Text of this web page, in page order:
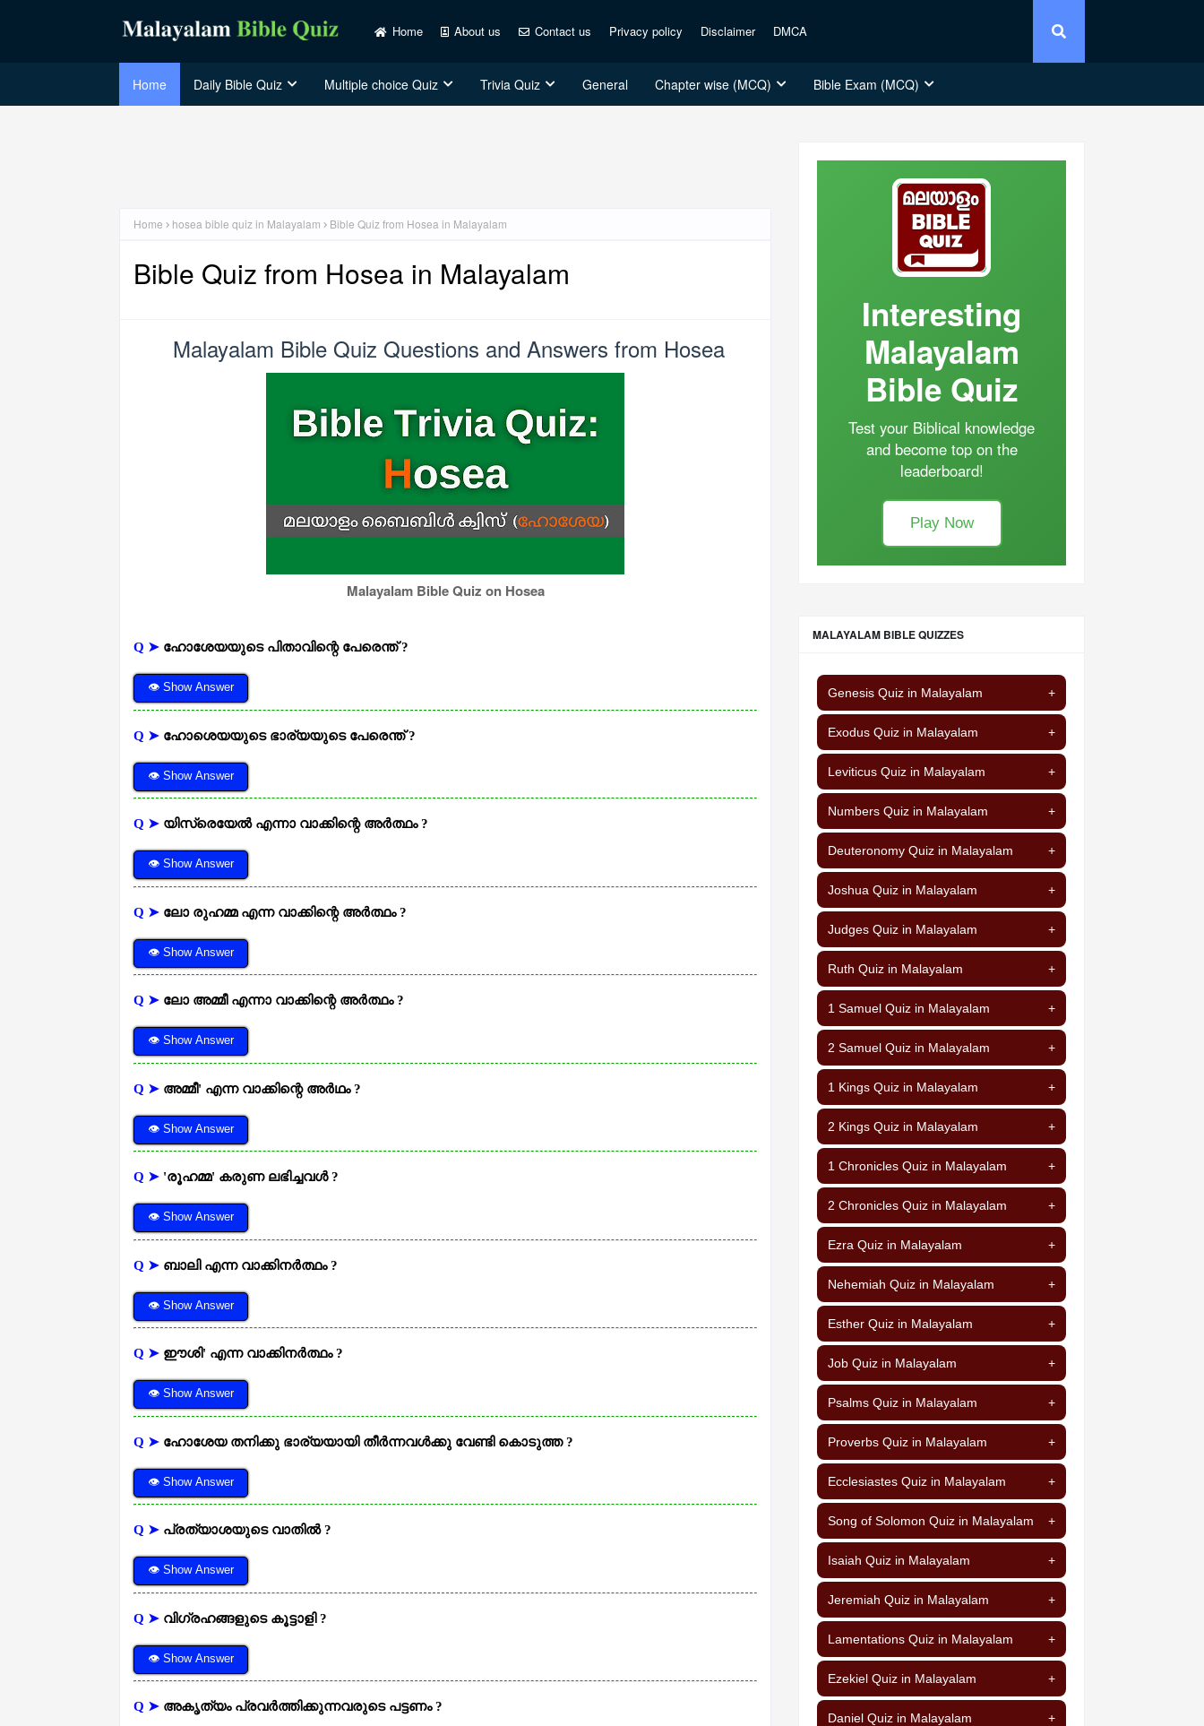
Home About us Contact us Privacy policy Disclaimer DMCA
Home Daily Bible Quiz Multiple choice Quiz Trivia Quiz General Chapter wise (MCQ) Bible Exam (MCQ)
Home hosea bible quiz in Malayalam Bible Quiz from Hosea in Malayalam
Bible Quiz from Hosea in Malayalam
Malayalam Bible Quiz Questions and Answers from Hosea
Malayalam Bible Quiz on Hosea
Q ➤ ഹോശേയയുടെ പിതാവിന്റെ പേരെന്ത് ?
👁 Show Answer
Q ➤ ഹോശെയയുടെ ഭാര്യയുടെ പേരെന്ത് ?
👁 Show Answer
Q ➤ യിസ്രെയേൽ എന്നാ വാക്കിന്റെ അർത്ഥം ?
👁 Show Answer
Q ➤ ലോ രുഹമ്മ എന്ന വാക്കിന്റെ അർത്ഥം ?
👁 Show Answer
Q ➤ ലോ അമ്മീ എന്നാ വാക്കിന്റെ അർത്ഥം ?
👁 Show Answer
Q ➤ അമ്മീ' എന്ന വാക്കിന്റെ അർഥം ?
👁 Show Answer
Q ➤ 'രൂഹമ്മ' കരുണ ലഭിച്ചവൾ ?
👁 Show Answer
Q ➤ ബാലി എന്ന വാക്കിനർത്ഥം ?
👁 Show Answer
Q ➤ ഈശി' എന്ന വാക്കിനർത്ഥം ?
👁 Show Answer
Q ➤ ഹോശേയ തനിക്കു ഭാര്യയായി തീർന്നവൾക്കു വേണ്ടി കൊടുത്ത ?
👁 Show Answer
Q ➤ പ്രത്യാശയുടെ വാതിൽ ?
👁 Show Answer
Q ➤ വിഗ്രഹങ്ങളുടെ കൂട്ടാളി ?
👁 Show Answer
Q ➤ അകൃത്യം പ്രവർത്തിക്കുന്നവരുടെ പട്ടണം ?
Interesting
Malayalam
Bible Quiz
Test your Biblical knowledge
and become top on the
leaderboard!
Play Now
MALAYALAM BIBLE QUIZZES
Genesis Quiz in Malayalam +
Exodus Quiz in Malayalam +
Leviticus Quiz in Malayalam +
Numbers Quiz in Malayalam +
Deuteronomy Quiz in Malayalam +
Joshua Quiz in Malayalam +
Judges Quiz in Malayalam +
Ruth Quiz in Malayalam +
1 Samuel Quiz in Malayalam +
2 Samuel Quiz in Malayalam +
1 Kings Quiz in Malayalam +
2 Kings Quiz in Malayalam +
1 Chronicles Quiz in Malayalam +
2 Chronicles Quiz in Malayalam +
Ezra Quiz in Malayalam +
Nehemiah Quiz in Malayalam +
Esther Quiz in Malayalam +
Job Quiz in Malayalam +
Psalms Quiz in Malayalam +
Proverbs Quiz in Malayalam +
Ecclesiastes Quiz in Malayalam +
Song of Solomon Quiz in Malayalam +
Isaiah Quiz in Malayalam +
Jeremiah Quiz in Malayalam +
Lamentations Quiz in Malayalam +
Ezekiel Quiz in Malayalam +
Daniel Quiz in Malayalam +